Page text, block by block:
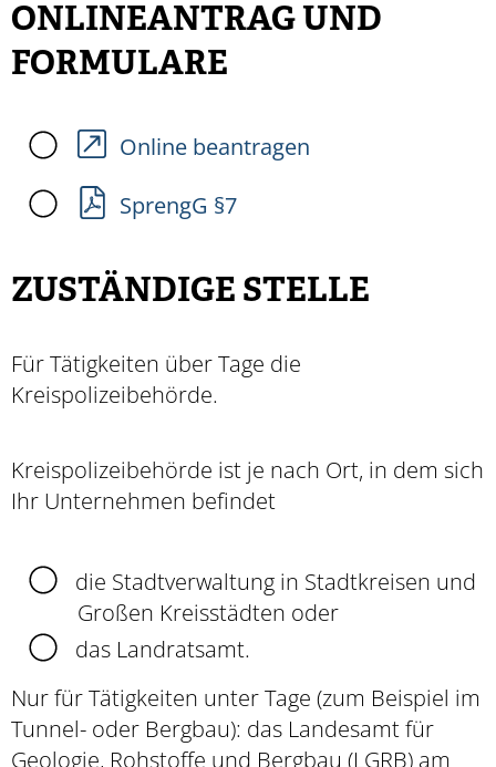
ONLINEANTRAG UND
FORMULARE
Online beantragen
SprengG §7
ZUSTÄNDIGE STELLE
Für Tätigkeiten über Tage die
Kreispolizeibehörde.
Kreispolizeibehörde ist je nach Ort, in dem sich
Ihr Unternehmen befindet
die Stadtverwaltung in Stadtkreisen und
Großen Kreisstädten oder
das Landratsamt.
Nur für Tätigkeiten unter Tage (zum Beispiel im
Tunnel- oder Bergbau): das Landesamt für
Geologie, Rohstoffe und Bergbau (LGRB) am